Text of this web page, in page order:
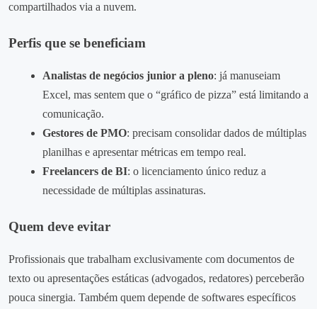
compartilhados via a nuvem.
Perfis que se beneficiam
Analistas de negócios junior a pleno: já manuseiam
Excel, mas sentem que o “gráfico de pizza” está limitando a
comunicação.
Gestores de PMO: precisam consolidar dados de múltiplas
planilhas e apresentar métricas em tempo real.
Freelancers de BI: o licenciamento único reduz a
necessidade de múltiplas assinaturas.
Quem deve evitar
Profissionais que trabalham exclusivamente com documentos de
texto ou apresentações estáticas (advogados, redatores) perceberão
pouca sinergia. Também quem depende de softwares específicos